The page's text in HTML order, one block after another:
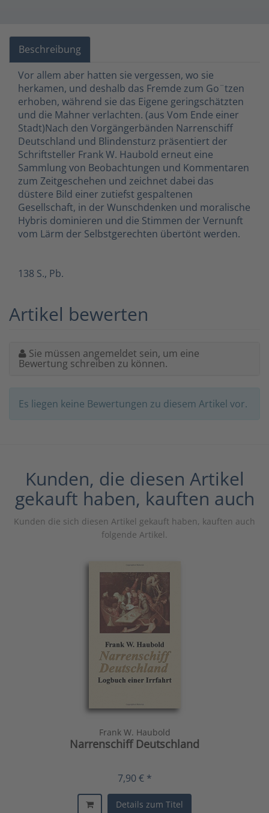
Beschreibung
Vor allem aber hatten sie vergessen, wo sie
herkamen, und deshalb das Fremde zum Go¨tzen
erhoben, während sie das Eigene geringschätzten
und die Mahner verlachten. (aus Vom Ende einer
Stadt)Nach den Vorgängerbänden Narrenschiff
Deutschland und Blindensturz präsentiert der
Schriftsteller Frank W. Haubold erneut eine
Sammlung von Beobachtungen und Kommentaren
zum Zeitgeschehen und zeichnet dabei das
düstere Bild einer zutiefst gespaltenen
Gesellschaft, in der Wunschdenken und moralische
Hybris dominieren und die Stimmen der Vernunft
vom Lärm der Selbstgerechten übertönt werden.
138 S., Pb.
Artikel bewerten
Sie müssen angemeldet sein, um eine
Bewertung schreiben zu können.
Es liegen keine Bewertungen zu diesem Artikel vor.
Kunden, die diesen Artikel
gekauft haben, kauften auch
Kunden die sich diesen Artikel gekauft haben, kauften auch
folgende Artikel.
Frank W. Haubold
Narrenschiff Deutschland
7,90 € *
Details zum Titel